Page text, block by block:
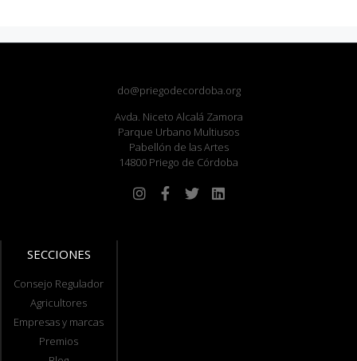
do@priegodecordoba.org
Avda. Niceto Alcalá Zamora
Parque Urbano Multiusos
Pabellón de las Artes
14800 Priego de Córdoba
SECCIONES
Consejo Regulador
Agricultores
Empresas y marcas
Premios